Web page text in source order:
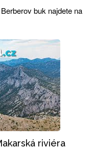
buk najdete na
riviéra